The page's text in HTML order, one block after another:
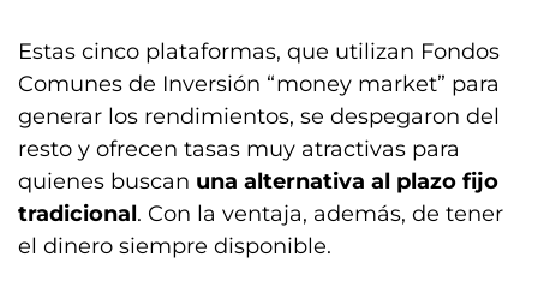
Estas cinco plataformas, que utilizan Fondos
Comunes de Inversión “money market” para
generar los rendimientos, se despegaron del
resto y ofrecen tasas muy atractivas para
quienes buscan una alternativa al plazo fijo
tradicional. Con la ventaja, además, de tener
el dinero siempre disponible.